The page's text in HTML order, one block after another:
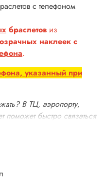
с телефоном
браслетов из
наклеек с
.
указанный при
В ТЦ, аэропорту,
быстро связаться
на реабилитацию,
(ТЦ, парки
и надпись: можно